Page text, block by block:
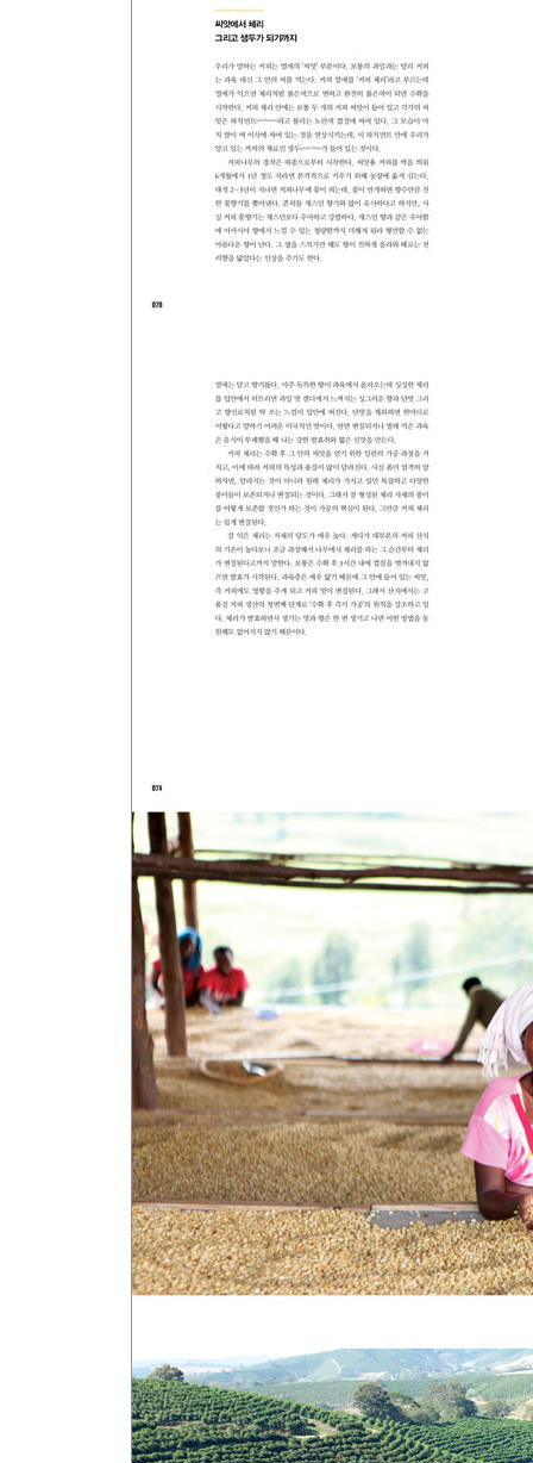
[에티오피아]
1. 커피 직거래의 시작, 엘레아나를 만나다
커피 상인이 된 투자 전문가/예가체페로 향하는
2. 하라 골든 빈의 진실을 찾아서
엘레아나에게서 온 뜻밖의 메일/12시간을 달리고
3. 에티오피아 커피, 포기할 수 없는 특별함
1. 열정적인 커피 러버, 장 마리
2. COE 4위 마헴베 커피를 만나다
[INFO]PEARL 프로젝트와 SPREAD 프로젝트
1. 2009 브라질 COE, 바이아의 기적
점쟁이 커퍼 실비오 레이테/아무도 가지 않은 길을
2. 최고의 농부 호세 프란시스코 페레라
모두에게 유리한 가격/브라질 커피의 힘 BSCA/끊
3. 세계 제1의 커피 생산국, 브라질
브라질 커피에 한 수 배우다
[콜롬비아]
1. 메들린의 남다른 콜롬비아 커피 사랑
농민을 위한 단체 FNC/워시드 가공에 대해 설전
2. 수프레모를 좋아하시나요?
커피 등급에 관한 오해들
3. 일 년 내내 커피를 수출하는 나라
수확 후 즉시 펄핑 원칙/워시드 가공에 대한 강한
[인도네시아]